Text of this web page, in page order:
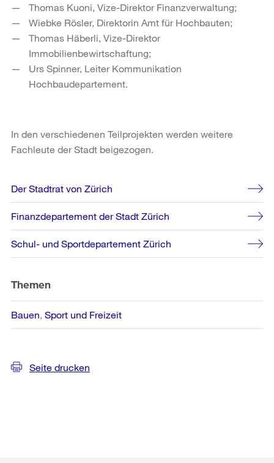
Thomas Kuoni, Vize-Direktor Finanzverwaltung;
Wiebke Rösler, Direktorin Amt für Hochbauten;
Thomas Häberli, Vize-Direktor
Immobilienbewirtschaftung;
Urs Spinner, Leiter Kommunikation
Hochbaudepartement.
In den verschiedenen Teilprojekten werden weitere
Fachleute der Stadt beigezogen.
Weitere
Informationen
Der Stadtrat von Zürich
Finanzdepartement der Stadt Zürich
Schul- und Sportdepartement Zürich
Themen
Bauen Sport und Freizeit
Seite drucken